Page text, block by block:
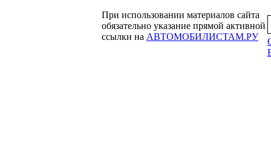
При использовании материалов сайта
обязательно указание прямой активной
ссылки на АВТОМОБИЛИСТАМ.РУ